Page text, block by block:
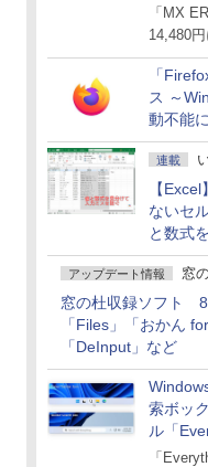
「MX
14,480円
「
ス ～
動不能
決
連載
【
ないセ
と数式
方法
アップデート情報 窓
窓の杜収録ソフト
「Files」「おかん
「DeInput」など
索ボッ
ル「
可能に
「